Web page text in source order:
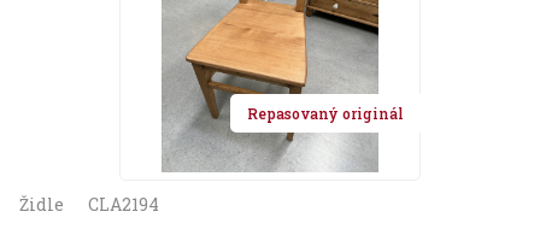
Repasovaný originál
Židle CLA2194